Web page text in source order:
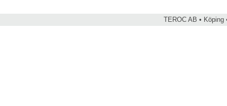
TEROC AB • Köping